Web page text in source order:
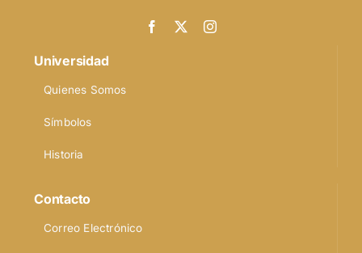
Universidad
Quienes Somos
Símbolos
Historia
Contacto
Correo Electrónico